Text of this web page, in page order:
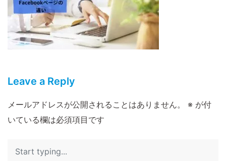
Leave a Reply
メールアドレスが公開されることはありません。 ※ が付
いている欄は必須項目です